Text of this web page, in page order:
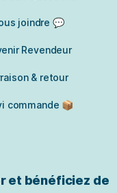
joindre 💬
Revendeur
& retour
commande 📦
et bénéficiez de